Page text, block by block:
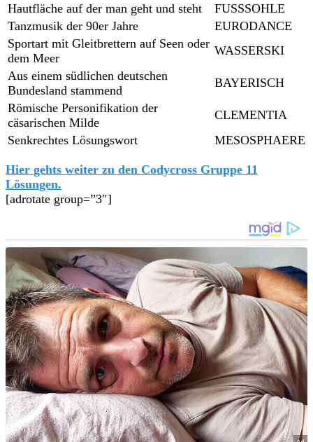
Hautfläche auf der man geht und steht
FUSSSOHLE
Tanzmusik der 90er Jahre
EURODANCE
Sportart mit Gleitbrettern auf Seen oder
dem Meer
WASSERSKI
Aus einem südlichen deutschen
Bundesland stammend
BAYERISCH
Römische Personifikation der
cäsarischen Milde
CLEMENTIA
Senkrechtes Lösungswort
MESOSPHAERE
Hier gehts weiter zu den Codycross Gruppe 11
Lösungen.
[adrotate group=”3″]